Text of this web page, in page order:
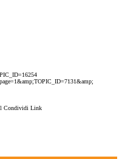
Condividi Link